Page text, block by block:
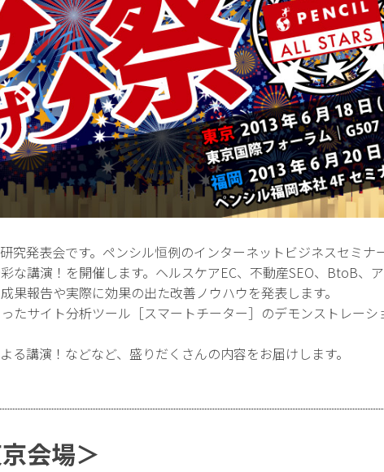
究発表会です。ペンシル恒例のインターネットビジネスセミナ
な講演！を開催します。ヘルスケアEC、不動産SEO、BtoB、
果報告や実際に効果の出た改善ノウハウを発表します。
たサイト分析ツール［スマートチーター］のデモンストレー
る講演！などなど、盛りだくさんの内容をお届けします。
会場＞